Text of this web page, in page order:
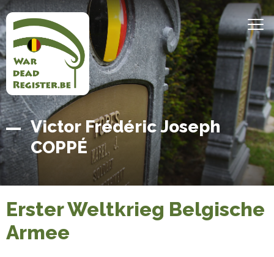
Direkt
zum
Inhalt
Startseite
Belgian
War
Dead
Register
Victor Frédéric Joseph
COPPÉ
Erster Weltkrieg Belgische
Armee